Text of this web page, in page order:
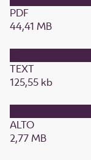
PDF
44,41 MB
TEXT
125,55 kb
ALTO
2,77 MB